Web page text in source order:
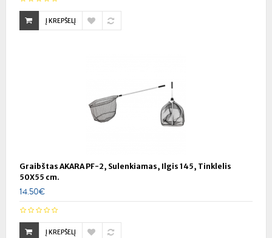
Į KREPŠELĮ
Graibštas AKARA PF-2, Sulenkiamas, Ilgis 145, Tinklelis
50X55 cm.
14.50€
Į KREPŠELĮ